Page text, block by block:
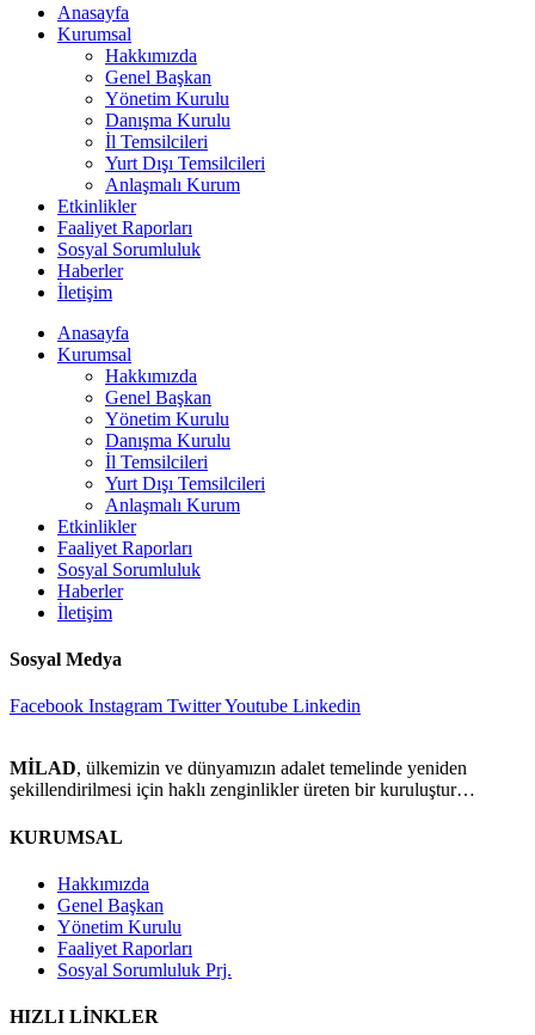
Anasayfa
Kurumsal
Hakkımızda
Genel Başkan
Yönetim Kurulu
Danışma Kurulu
İl Temsilcileri
Yurt Dışı Temsilcileri
Anlaşmalı Kurum
Etkinlikler
Faaliyet Raporları
Sosyal Sorumluluk
Haberler
İletişim
Anasayfa
Kurumsal
Hakkımızda
Genel Başkan
Yönetim Kurulu
Danışma Kurulu
İl Temsilcileri
Yurt Dışı Temsilcileri
Anlaşmalı Kurum
Etkinlikler
Faaliyet Raporları
Sosyal Sorumluluk
Haberler
İletişim
Sosyal Medya
Facebook Instagram TwitterYoutube Linkedin
MİLAD, ülkemizin ve dünyamızın adalet temelinde yeniden
şekillendirilmesi için haklı zenginlikler üreten bir kuruluştur…
KURUMSAL
Hakkımızda
Genel Başkan
Yönetim Kurulu
Faaliyet Raporları
Sosyal Sorumluluk Prj.
HIZLI LİNKLER